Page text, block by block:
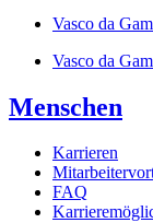
Vasco da
Vasco da
Menschen
Karrieren
FAQ